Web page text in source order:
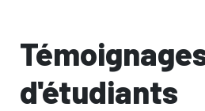
d'étudiants